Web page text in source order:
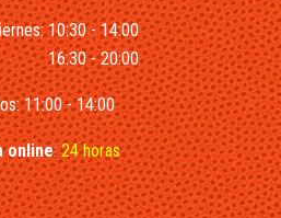
10:30 - 14:00
16:30 - 20:00
11:00 - 14:00
online:24 horas